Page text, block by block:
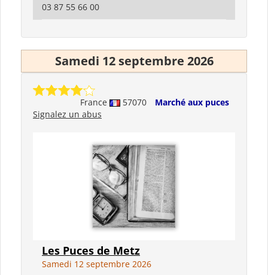
03 87 55 66 00
Samedi 12 septembre 2026
France 57070
Marché aux puces
Signalez un abus
Les Puces de Metz
Samedi 12 septembre 2026